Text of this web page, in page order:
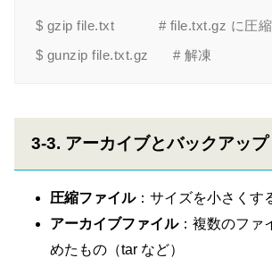
$ gzip file.txt           # file.txt.gz に圧縮
3-3. アーカイブとバックアップ
圧縮ファイル：サイズを小さくす
アーカイブファイル：複数のファ
めたもの（tar など）